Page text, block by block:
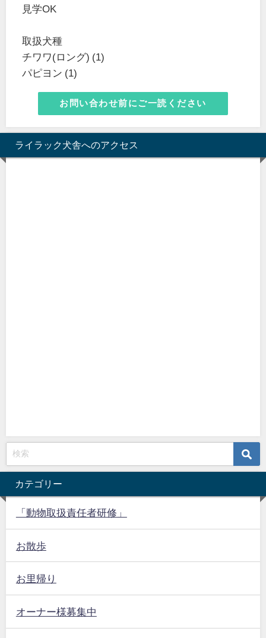
見学OK
取扱犬種
チワワ(ロング) (1)
パピヨン (1)
お問い合わせ前にご一読ください
ライラック犬舎へのアクセス
カテゴリー
「動物取扱責任者研修」
お散歩
お里帰り
オーナー様募集中